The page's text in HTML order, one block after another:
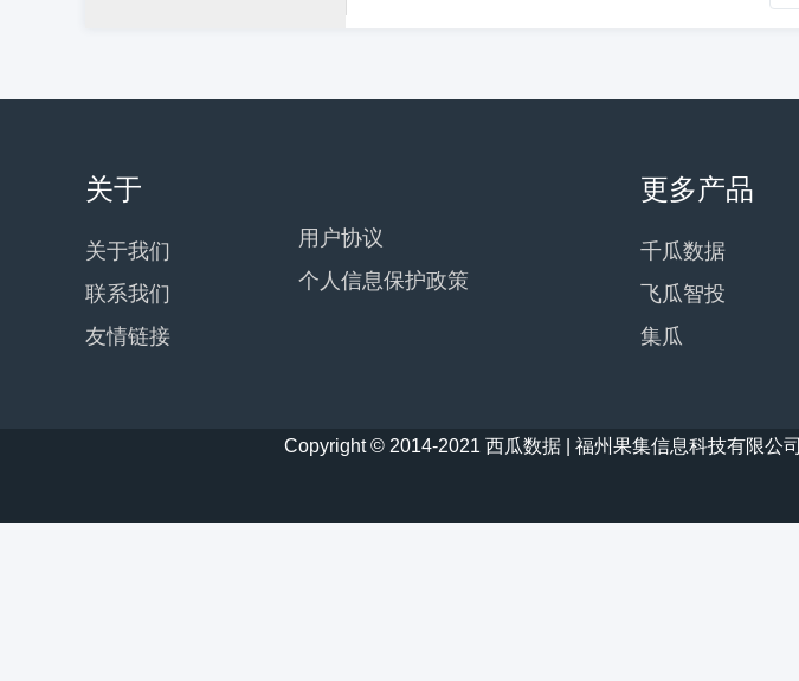
关于
关于我们
联系我们
友情链接
用户协议
个人信息保护政策
更多产品
千瓜数据
飞瓜智投
集瓜
Copyright © 2014-2021 西瓜数据 | 福州果集信息科技有限公司